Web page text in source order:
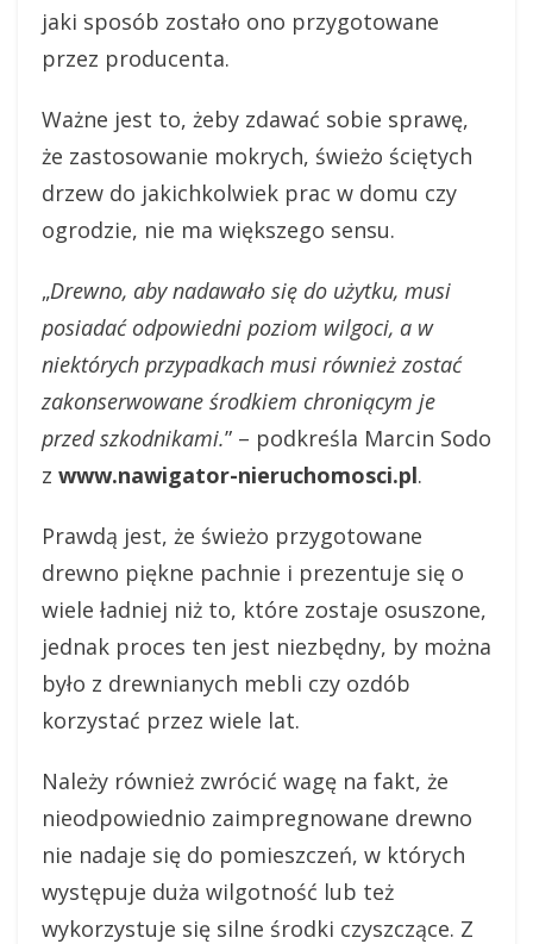
jaki sposób zostało ono przygotowane
przez producenta.
Ważne jest to, żeby zdawać sobie sprawę,
że zastosowanie mokrych, świeżo ściętych
drzew do jakichkolwiek prac w domu czy
ogrodzie, nie ma większego sensu.
„Drewno, aby nadawało się do użytku, musi
posiadać odpowiedni poziom wilgoci, a w
niektórych przypadkach musi również zostać
zakonserwowane środkiem chroniącym je
przed szkodnikami.” – podkreśla Marcin Sodo
z www.nawigator-nieruchomosci.pl.
Prawdą jest, że świeżo przygotowane
drewno piękne pachnie i prezentuje się o
wiele ładniej niż to, które zostaje osuszone,
jednak proces ten jest niezbędny, by można
było z drewnianych mebli czy ozdób
korzystać przez wiele lat.
Należy również zwrócić wagę na fakt, że
nieodpowiednio zaimpregnowane drewno
nie nadaje się do pomieszczeń, w których
występuje duża wilgotność lub też
wykorzystuje się silne środki czyszczące. Z